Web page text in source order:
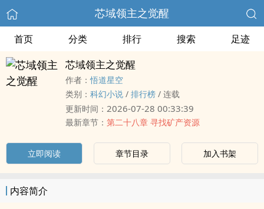
芯域领主之觉醒
首页 分类 排行 搜索 足迹
芯域领主之觉醒
作者：悟道星空
类别： 科幻小说 / 排行榜 / 连载
更新时间： 2026-07-28 00:33:39
最新章节： 第二十八章 寻找矿产资源
立即阅读 章节目录 加入书架
内容简介